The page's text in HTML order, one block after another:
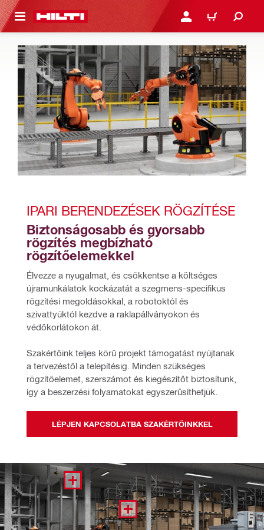
TARTALOMRA BEJELENTKEZÉS VAGY
KOSÁR
IPARI BERENDEZÉSEK RÖGZÍTÉSE
Biztonságosabb és gyorsabb
rögzítés megbízható
rögzítőelemekkel
Élvezze a nyugalmat, és csökkentse a költséges
újramunkálatok kockázatát a szegmens-specifikus
rögzítési megoldásokkal, a robotoktól és
szivattyúktól kezdve a raklapállványokon és
védőkorlátokon át.
Szakértőink teljes körű projekt támogatást nyújtanak
a tervezéstől a telepítésig. Minden szükséges
rögzítőelemet, szerszámot és kiegészítőt biztosítunk,
így a beszerzési folyamatokat egyszerűsíthetjük.
LÉPJEN KAPCSOLATBA SZAKÉRTŐINKKEL